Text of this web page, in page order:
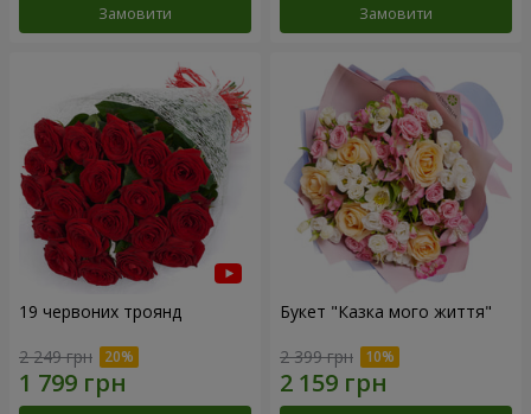
Замовити Замовити
19 червоних троянд
2 249 грн
Букет "Казка мого життя"
2 399 грн